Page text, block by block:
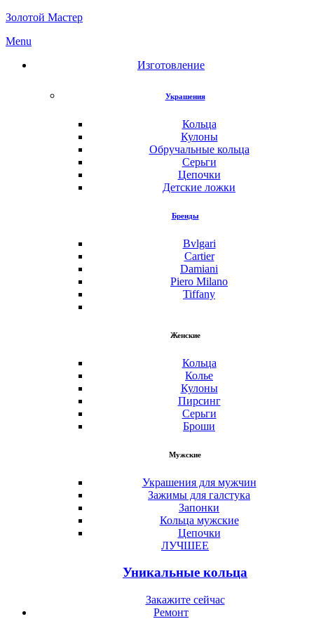
Золотой Мастер
Menu
Изготовление
Украшения
Кольца
Кулоны
Обручальные кольца
Серьги
Цепочки
Детские ложки
Бренды
Bvlgari
Cartier
Damiani
Piero Milano
Tiffany
Женские
Кольца
Колье
Кулоны
Пирсинг
Серьги
Броши
Мужские
Украшения для мужчин
Зажимы для галстука
Запонки
Кольца мужские
Цепочки
ЛУЧШЕЕ
Уникальные кольца
Закажите сейчас
Ремонт